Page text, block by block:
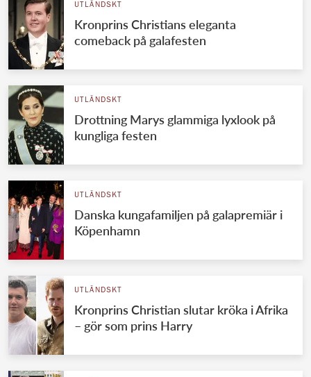
UTLÄNDSKT
Kronprins Christians eleganta
comeback på galafesten
UTLÄNDSKT
Drottning Marys glammiga lyxlook på
kungliga festen
UTLÄNDSKT
Danska kungafamiljen på galapremiär i
Köpenhamn
UTLÄNDSKT
Kronprins Christian slutar kröka i Afrika
– gör som prins Harry